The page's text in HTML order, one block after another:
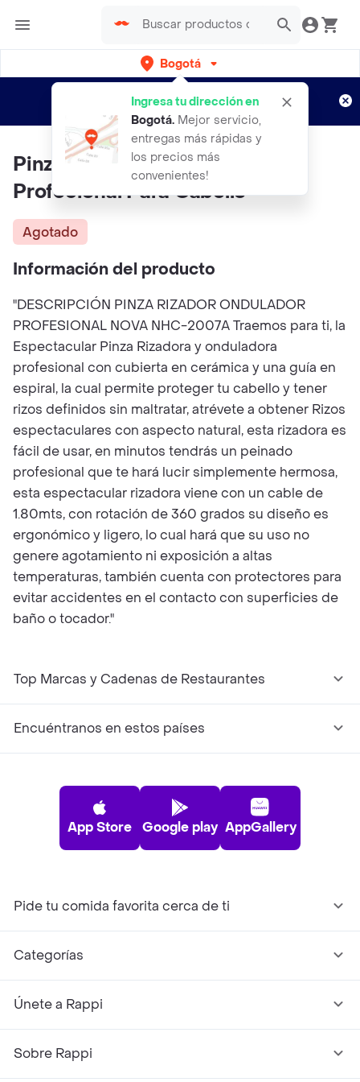
Bogotá
Ingresa tu dirección en
Bogotá. Mejor servicio,
entregas más rápidas y
los precios más
convenientes!
envíos gratis por semanas
Aplican TyC
Pinza Rizador Ondulador
Profecional Para Cabello
Agotado
Información del producto
"DESCRIPCIÓN PINZA RIZADOR ONDULADOR
PROFESIONAL NOVA NHC-2007A Traemos para ti, la
Espectacular Pinza Rizadora y onduladora
profesional con cubierta en cerámica y una guía en
espiral, la cual permite proteger tu cabello y tener
rizos definidos sin maltratar, atrévete a obtener Rizos
espectaculares con aspecto natural, esta rizadora es
fácil de usar, en minutos tendrás un peinado
profesional que te hará lucir simplemente hermosa,
esta espectacular rizadora viene con un cable de
1.80mts, con rotación de 360 grados su diseño es
ergonómico y ligero, lo cual hará que su uso no
genere agotamiento ni exposición a altas
temperaturas, también cuenta con protectores para
evitar accidentes en el contacto con superficies de
baño o tocador."
Top Marcas y Cadenas de Restaurantes
Encuéntranos en estos países
App Store Google play AppGallery
Pide tu comida favorita cerca de ti
Categorías
Únete a Rappi
Sobre Rappi